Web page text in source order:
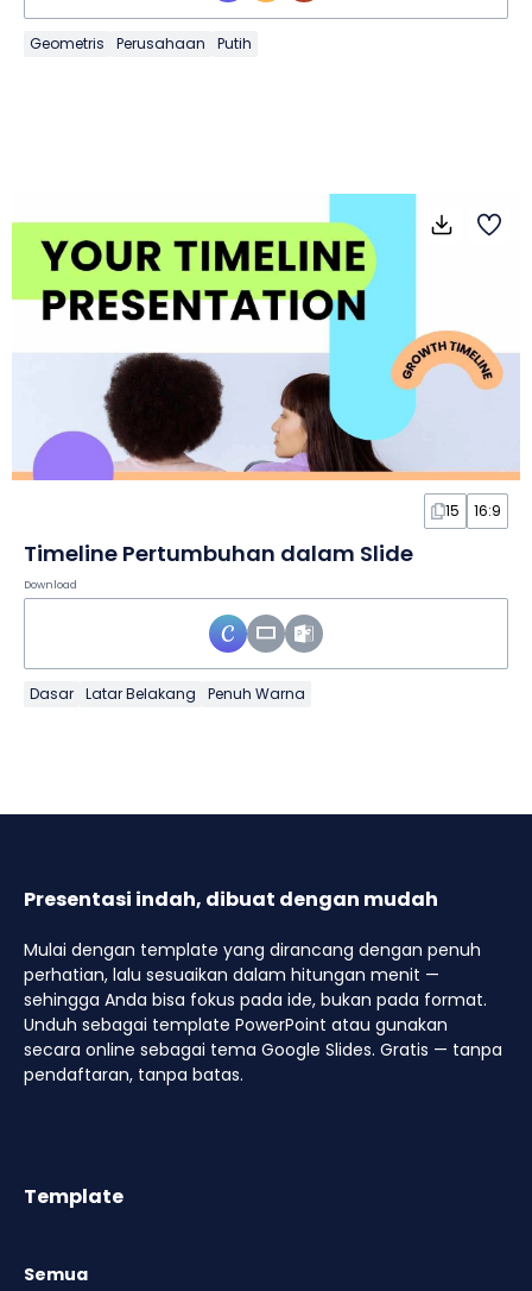
Geometris Perusahaan Putih
15 16:9
Timeline Pertumbuhan dalam Slide
Download
Dasar Latar Belakang Penuh Warna
Presentasi indah, dibuat dengan mudah
Mulai dengan template yang dirancang dengan penuh
perhatian, lalu sesuaikan dalam hitungan menit —
sehingga Anda bisa fokus pada ide, bukan pada format.
Unduh sebagai template PowerPoint atau gunakan
secara online sebagai tema Google Slides. Gratis — tanpa
pendaftaran, tanpa batas.
Template
Semua